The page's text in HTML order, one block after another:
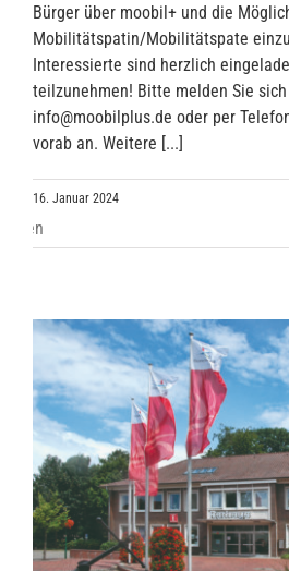
Bürger über moobil+ und die
Mobilitätspatin/Mobilitätspate
Interessierte sind herzlich
teilzunehmen! Bitte melden Sie
info@moobilplus.de oder per
vorab an. Weitere [...]
16. Januar 2024